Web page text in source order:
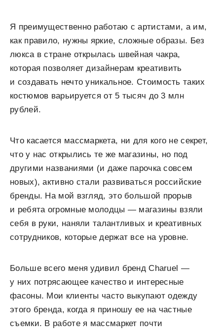
Я преимущественно работаю с артистами, а им,
как правило, нужны яркие, сложные образы. Без
люкса в стране открылась швейная чакра,
которая позволяет дизайнерам креативить
и создавать нечто уникальное. Стоимость таких
костюмов варьируется от 5 тысяч до 3 млн
рублей.
Что касается массмаркета, ни для кого не секрет,
что у нас открылись те же магазины, но под
другими названиями (и даже парочка совсем
новых), активно стали развиваться российские
бренды. На мой взгляд, это большой прорыв
и ребята огромные молодцы — магазины взяли
себя в руки, наняли талантливых и креативных
сотрудников, которые держат все на уровне.
Больше всего меня удивил бренд Charuel —
у них потрясающее качество и интересные
фасоны. Мои клиенты часто выкупают одежду
этого бренда, когда я приношу ее на частные
съемки. В работе я массмаркет почти